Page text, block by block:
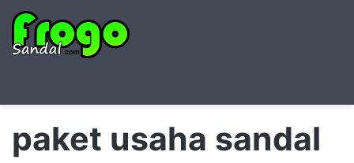
for
paket usaha sandal